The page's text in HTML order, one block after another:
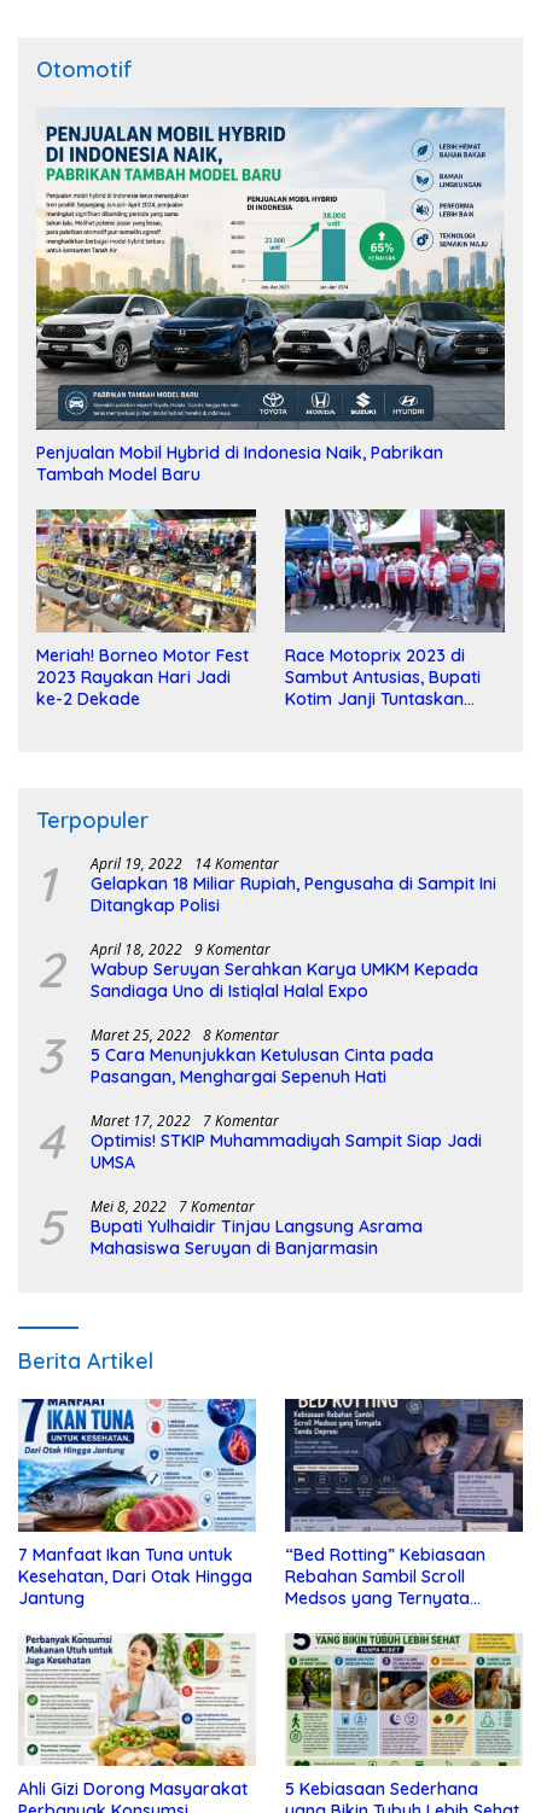
Otomotif
Penjualan Mobil Hybrid di Indonesia Naik, Pabrikan
Tambah Model Baru
Meriah! Borneo Motor Fest
2023 Rayakan Hari Jadi
ke-2 Dekade
Race Motoprix 2023 di
Sambut Antusias, Bupati
Kotim Janji Tuntaskan
Terpopuler
1 April 19, 2022 14 Komentar
Gelapkan 18 Miliar Rupiah, Pengusaha di Sampit Ini
Ditangkap Polisi
2 April 18, 2022 9 Komentar
Wabup Seruyan Serahkan Karya UMKM Kepada
Sandiaga Uno di Istiqlal Halal Expo
3 Maret 25, 2022 8 Komentar
5 Cara Menunjukkan Ketulusan Cinta pada
Pasangan, Menghargai Sepenuh Hati
4 Maret 17, 2022 7 Komentar
Optimis! STKIP Muhammadiyah Sampit Siap Jadi
UMSA
5 Mei 8, 2022 7 Komentar
Bupati Yulhaidir Tinjau Langsung Asrama
Mahasiswa Seruyan di Banjarmasin
Berita Artikel
7 Manfaat Ikan Tuna untuk
Kesehatan, Dari Otak Hingga
Jantung
“Bed Rotting” Kebiasaan
Rebahan Sambil Scroll
Medsos yang Ternyata
Ahli Gizi Dorong Masyarakat
5 Kebiasaan Sederhana